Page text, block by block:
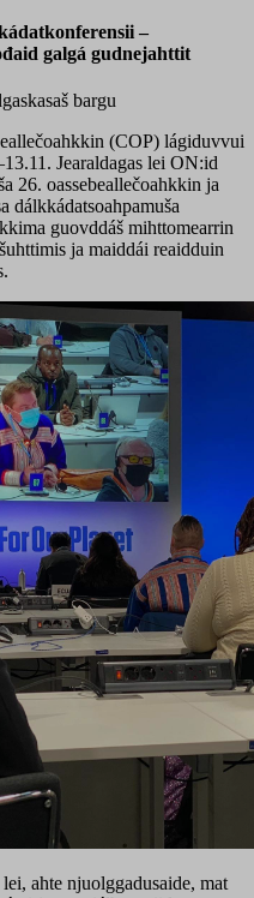
–
galgá gudnejahttit
bargu
(COP) lágiduvvui
Jearaldagas lei ON:id
26. oassebeallečoahkkin ja
dálkkádatsoahpamuša
guovddáš mihttomearrin
ja maiddái reaidduin
ahte njuolggadusaide, mat